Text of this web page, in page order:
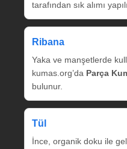
tarafından sık alımı
Ribana
Yaka ve manşetlerde
kumas.org’da Parça
bulunur.
Tül
İnce, organik doku ile